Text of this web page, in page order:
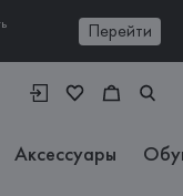
Перейти
Аксессуары